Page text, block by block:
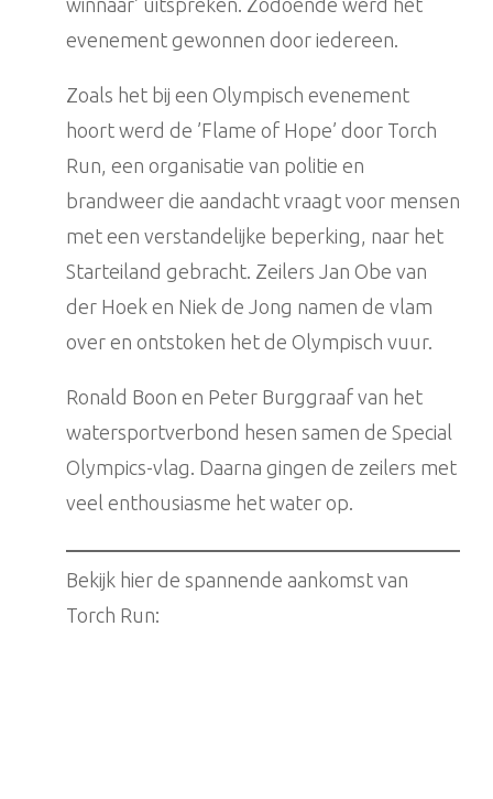
evenement gewonnen door iedereen.
Zoals het bij een Olympisch evenement
hoort werd de ’Flame of Hope’ door Torch
Run, een organisatie van politie en
brandweer die aandacht vraagt voor mensen
met een verstandelijke beperking, naar het
Starteiland gebracht. Zeilers Jan Obe van
der Hoek en Niek de Jong namen de vlam
over en ontstoken het de Olympisch vuur.
Ronald Boon en Peter Burggraaf van het
watersportverbond hesen samen de Special
Olympics-vlag. Daarna gingen de zeilers met
veel enthousiasme het water op.
Bekijk hier de spannende aankomst van
Torch Run: